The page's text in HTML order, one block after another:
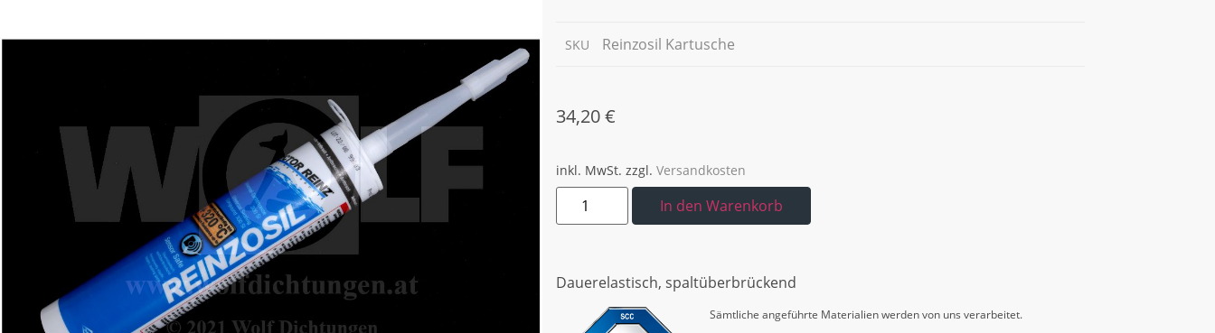
SKU Reinzosil Kartusche
34,20€
inkl. MwSt. zzgl. Versandkosten
In den Warenkorb
Dauerelastisch, spaltüberbrückend
Sämtliche angeführte Materialien werden von uns verarbeitet.